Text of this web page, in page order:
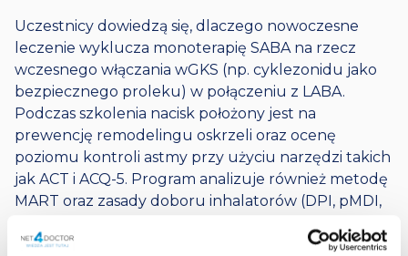
Uczestnicy dowiedzą się, dlaczego nowoczesne
leczenie wyklucza monoterapię SABA na rzecz
wczesnego włączania wGKS (np. cyklezonidu jako
bezpiecznego proleku) w połączeniu z LABA.
Podczas szkolenia nacisk położony jest na
prewencję remodelingu oskrzeli oraz ocenę
poziomu kontroli astmy przy użyciu narzędzi takich
jak ACT i ACQ-5. Program analizuje również metodę
MART oraz zasady doboru inhalatorów (DPI, pMDI,
maksymalne bezpieczeństwo i uniknąć powikłań